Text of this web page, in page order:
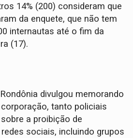
14% (200) consideram que
da enquete, que não tem
internautas até o fim da
(17).
divulgou memorando
tanto policiais
a proibição de
sociais, incluindo grupos